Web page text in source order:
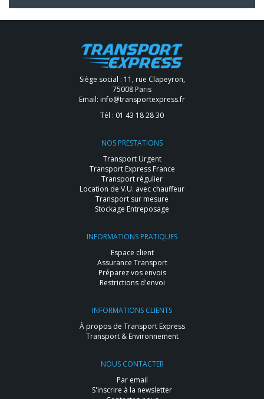
Siège social : 11, rue Clapeyron,
75008 Paris
Email: info@transportexpress.fr
Tél : 01 43 18 28 30
NOS PRESTATIONS
Transport Urgent
Transport Express France
Transport régulier
Location de V.U. avec chauffeur
Transport sur mesure
Stockage Entreposage
INFORMATIONS PRATIQUES
Espace client
Assurance Transport
Préparez vos envois
Restrictions d'envoi
INFORMATIONS CLIENTS
À propos de Transport Express
Transport & Environnement
NOUS CONTACTER
Par email
S'inscrire à la newsletter